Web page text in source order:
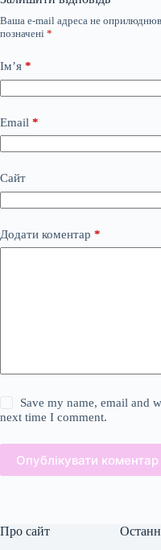
Ваша e-mail адреса не
позначені *
Ім’я *
Email *
Сайт
Додати коментар *
Save my name, email and
next time I comment.
Опублікувати коментар
Про сайт